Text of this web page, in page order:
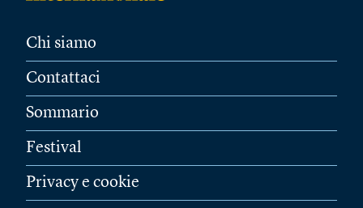
Chi siamo
Contattaci
Sommario
Festival
Privacy e cookie